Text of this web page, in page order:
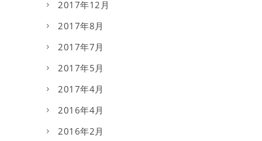
2017年12月
2017年8月
2017年7月
2017年5月
2017年4月
2016年4月
2016年2月